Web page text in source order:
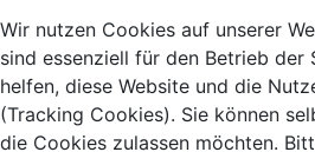
Wir nutzen Cookies auf unserer
sind essenziell für den Betrieb der
helfen, diese Website und die
(Tracking Cookies). Sie können
die Cookies zulassen möchten.